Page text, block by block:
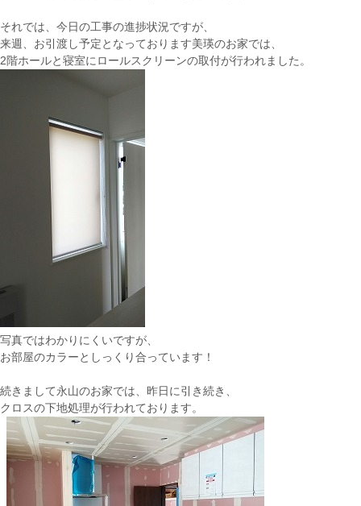
それでは、今日の工事の進捗状況ですが、
来週、お引渡し予定となっております美瑛のお家では、
2階ホールと寝室にロールスクリーンの取付が行われました。
写真ではわかりにくいですが、
お部屋のカラーとしっくり合っています！
続きまして永山のお家では、昨日に引き続き、
クロスの下地処理が行われております。